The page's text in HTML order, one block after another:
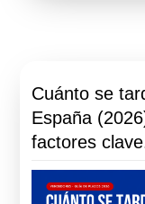
Cuánto se
España
factores